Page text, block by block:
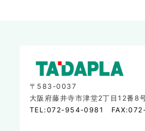
〒583-0037
大阪府藤井寺市津堂2丁目12番8
TEL:072-954-0981